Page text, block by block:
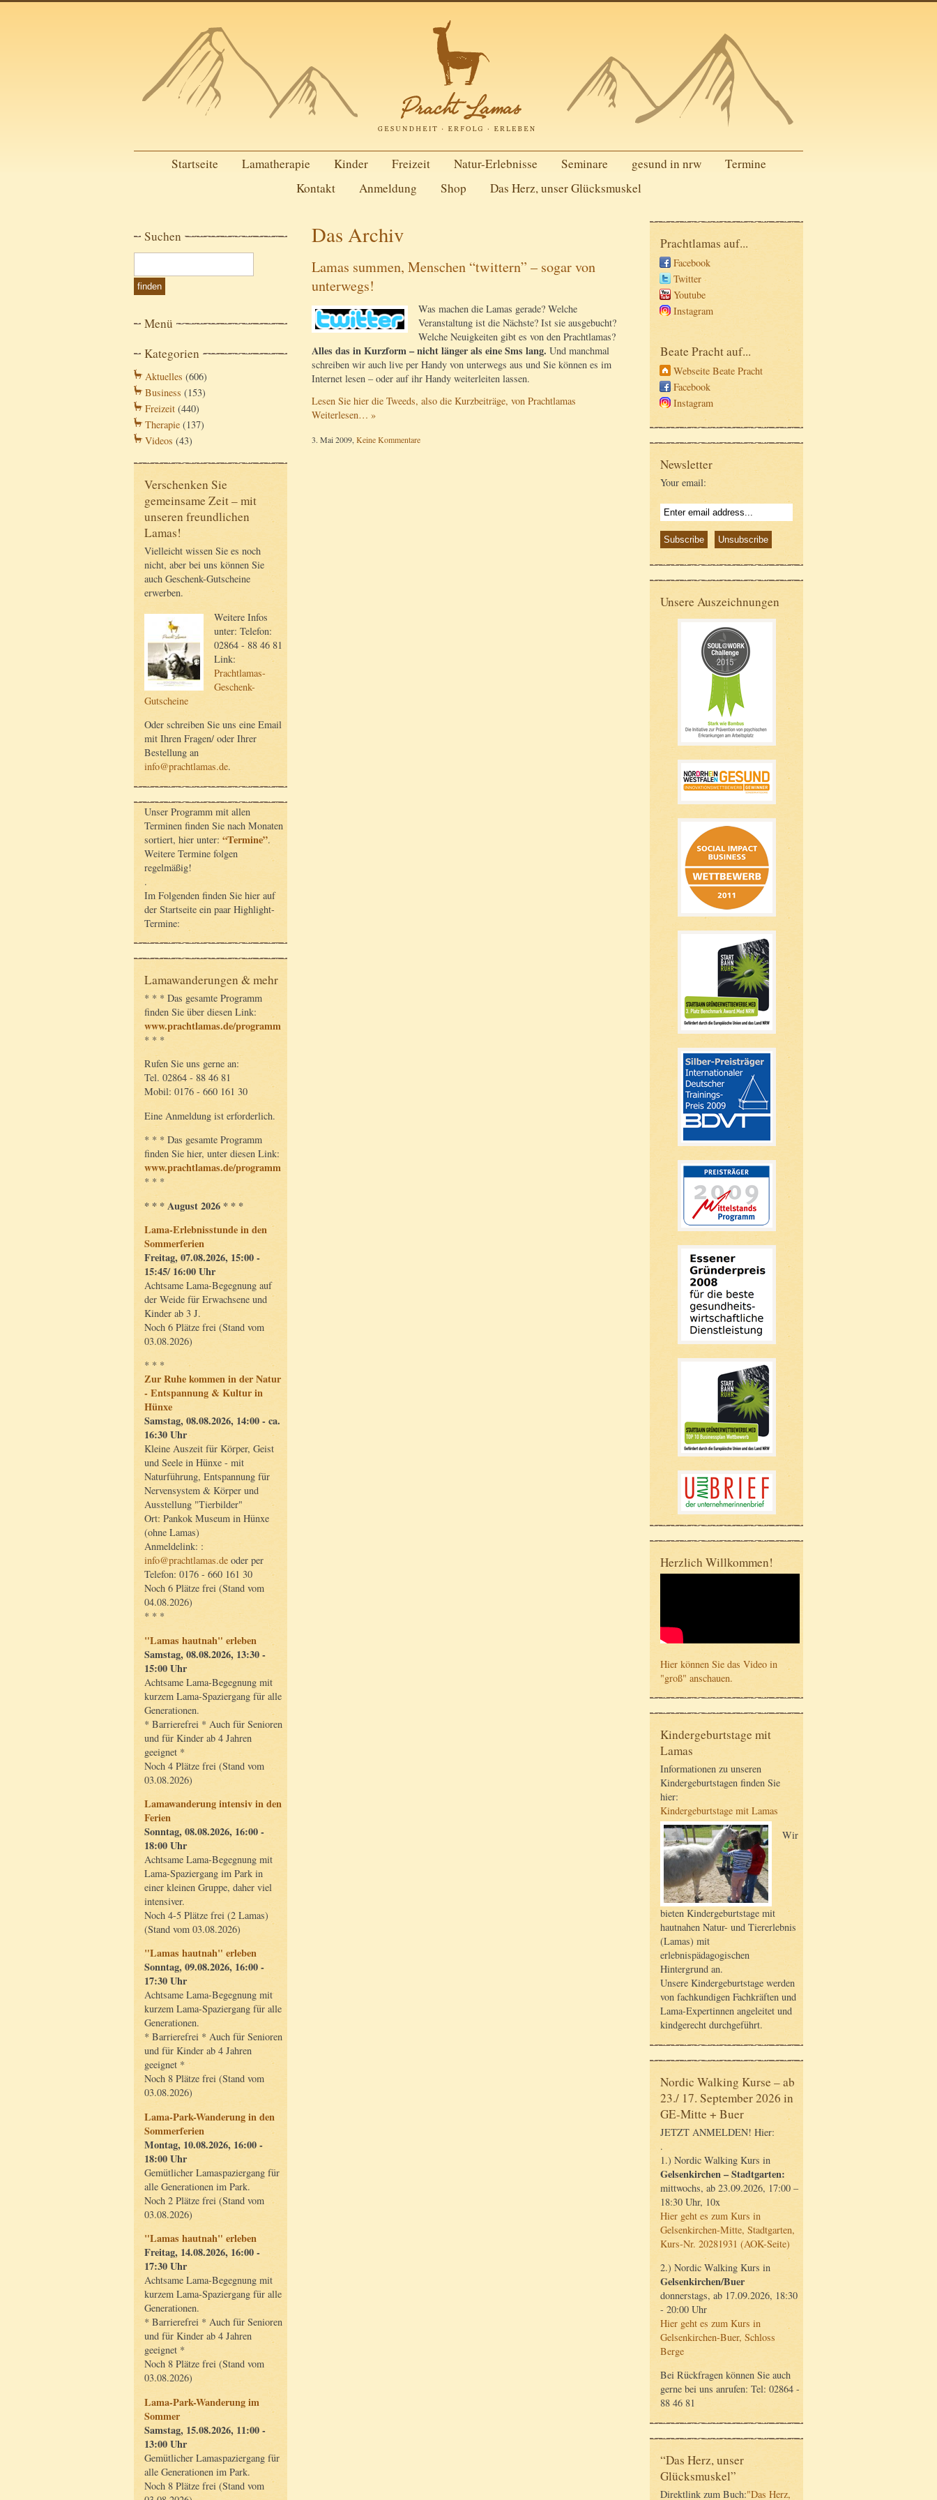
Startseite Lamatherapie Kinder Freizeit Natur-Erlebnisse Seminare gesund in nrw
Termine
Kontakt
Anmeldung Shop Das Herz, unser Glücksmuskel
Suchen
Menü
Kategorien
Aktuelles (606)
Business (153)
Freizeit (440)
Therapie (137)
Videos (43)
Verschenken Sie
gemeinsame Zeit – mit
unseren freundlichen
Lamas!
Vielleicht wissen Sie es noch
nicht, aber bei uns können Sie
auch Geschenk-Gutscheine
erwerben.
Weitere Infos
unter: Telefon:
02864 - 88 46 81
Link:
Prachtlamas-
Geschenk-
Gutscheine
Oder schreiben Sie uns eine Email
mit Ihren Fragen/ oder Ihrer
Bestellung an
info@prachtlamas.de.
Unser Programm mit allen
Terminen finden Sie nach Monaten
sortiert, hier unter: “Termine”.
Weitere Termine folgen
regelmäßig!
.
Im Folgenden finden Sie hier auf
der Startseite ein paar Highlight-
Termine:
Lamawanderungen & mehr
* * * Das gesamte Programm
finden Sie über diesen Link:
www.prachtlamas.de/programm
* * *
Rufen Sie uns gerne an:
Tel. 02864 - 88 46 81
Mobil: 0176 - 660 161 30
Eine Anmeldung ist erforderlich.
* * * Das gesamte Programm
finden Sie hier, unter diesen Link:
www.prachtlamas.de/programm
* * *
* * * August 2026 * * *
Lama-Erlebnisstunde in den
Sommerferien
Freitag, 07.08.2026, 15:00 -
15:45/ 16:00 Uhr
Achtsame Lama-Begegnung auf
der Weide für Erwachsene und
Kinder ab 3 J.
Noch 6 Plätze frei (Stand vom
03.08.2026)
* * *
Zur Ruhe kommen in der Natur
- Entspannung & Kultur in
Hünxe
Samstag, 08.08.2026, 14:00 - ca.
16:30 Uhr
Kleine Auszeit für Körper, Geist
und Seele in Hünxe - mit
Naturführung, Entspannung für
Nervensystem & Körper und
Ausstellung "Tierbilder"
Ort: Pankok Museum in Hünxe
(ohne Lamas)
Anmeldelink: :
info@prachtlamas.de oder per
Telefon: 0176 - 660 161 30
Noch 6 Plätze frei (Stand vom
04.08.2026)
* * *
"Lamas hautnah" erleben
Samstag, 08.08.2026, 13:30 -
15:00 Uhr
Achtsame Lama-Begegnung mit
kurzem Lama-Spaziergang für alle
Generationen.
* Barrierefrei * Auch für Senioren
und für Kinder ab 4 Jahren
geeignet *
Noch 4 Plätze frei (Stand vom
03.08.2026)
Lamawanderung intensiv in den
Ferien
Sonntag, 08.08.2026, 16:00 -
18:00 Uhr
Achtsame Lama-Begegnung mit
Lama-Spaziergang im Park in
einer kleinen Gruppe, daher viel
intensiver.
Noch 4-5 Plätze frei (2 Lamas)
(Stand vom 03.08.2026)
"Lamas hautnah" erleben
Sonntag, 09.08.2026, 16:00 -
17:30 Uhr
Achtsame Lama-Begegnung mit
kurzem Lama-Spaziergang für alle
Generationen.
* Barrierefrei * Auch für Senioren
und für Kinder ab 4 Jahren
geeignet *
Noch 8 Plätze frei (Stand vom
03.08.2026)
Lama-Park-Wanderung in den
Sommerferien
Montag, 10.08.2026, 16:00 -
18:00 Uhr
Gemütlicher Lamaspaziergang für
alle Generationen im Park.
Noch 2 Plätze frei (Stand vom
03.08.2026)
"Lamas hautnah" erleben
Freitag, 14.08.2026, 16:00 -
17:30 Uhr
Achtsame Lama-Begegnung mit
kurzem Lama-Spaziergang für alle
Generationen.
* Barrierefrei * Auch für Senioren
und für Kinder ab 4 Jahren
geeignet *
Noch 8 Plätze frei (Stand vom
03.08.2026)
Lama-Park-Wanderung im
Sommer
Samstag, 15.08.2026, 11:00 -
13:00 Uhr
Gemütlicher Lamaspaziergang für
alle Generationen im Park.
Noch 8 Plätze frei (Stand vom
Prachtlamas auf...
Facebook
Twitter
Youtube
Instagram
Beate Pracht auf...
Webseite Beate Pracht
Facebook
Instagram
Newsletter
Your email:
Unsere Auszeichnungen
Herzlich Willkommen!
Hier können Sie das Video in
"groß" anschauen.
Kindergeburtstage mit
Lamas
Informationen zu unseren
Kindergeburtstagen finden Sie
hier:
Kindergeburtstage mit Lamas
Wir
bieten Kindergeburtstage mit
hautnahen Natur- und Tiererlebnis
(Lamas) mit
erlebnispädagogischen
Hintergrund an.
Unsere Kindergeburtstage werden
von fachkundigen Fachkräften und
Lama-Expertinnen angeleitet und
kindgerecht durchgeführt.
Nordic Walking Kurse – ab
23./ 17. September 2026 in
GE-Mitte + Buer
JETZT ANMELDEN! Hier:
.
1.) Nordic Walking Kurs in
Gelsenkirchen – Stadtgarten:
mittwochs, ab 23.09.2026, 17:00 –
18:30 Uhr, 10x
Hier geht es zum Kurs in
Gelsenkirchen-Mitte, Stadtgarten,
Kurs-Nr. 20281931 (AOK-Seite)
2.) Nordic Walking Kurs in
Gelsenkirchen/Buer
donnerstags, ab 17.09.2026, 18:30
- 20:00 Uhr
Hier geht es zum Kurs in
Gelsenkirchen-Buer, Schloss
Berge
Bei Rückfragen können Sie auch
gerne bei uns anrufen: Tel: 02864 -
88 46 81
“Das Herz, unser
Glücksmuskel”
Direktlink zum Buch:"Das Herz,
Das Archiv
Lamas summen, Menschen “twittern” – sogar von
unterwegs!
Was machen die Lamas gerade? Welche
Veranstaltung ist die Nächste? Ist sie ausgebucht?
Welche Neuigkeiten gibt es von den Prachtlamas?
Alles das in Kurzform – nicht länger als eine Sms lang. Und manchmal
schreiben wir auch live per Handy von unterwegs aus und Sie können es im
Internet lesen – oder auf ihr Handy weiterleiten lassen.
Lesen Sie hier die Tweeds, also die Kurzbeiträge, von Prachtlamas
Weiterlesen… »
3. Mai 2009, Keine Kommentare